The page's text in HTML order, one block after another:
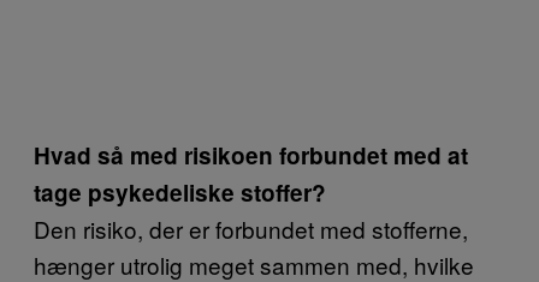
Hvad så med risikoen forbundet med at
tage psykedeliske stoffer?
Den risiko, der er forbundet med stofferne,
hænger utrolig meget sammen med, hvilke